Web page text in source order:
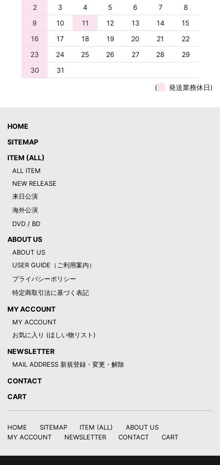
2
3 4 5 6 7
8
9
10 11 12 13 14
15
16
17 18 19 20 21
22
23
24 25 26 27 28
29
30
31
( 発送業務休日)
HOME
SITEMAP
ITEM (ALL)
ALL ITEM
NEW RELEASE
来日公演
海外公演
DVD / BD
ABOUT US
ABOUT US
USER GUIDE（ご利用案内）
プライバシーポリシー
特定商取引法に基づく表記
MY ACCOUNT
MY ACCOUNT
お気に入り (ほしい物リスト)
NEWSLETTER
MAIL ADDRESS 新規登録・変更・解除
CONTACT
CART
HOME SITEMAP ITEM (ALL)
ABOUT US
MY ACCOUNT
NEWSLETTER CONTACT CART